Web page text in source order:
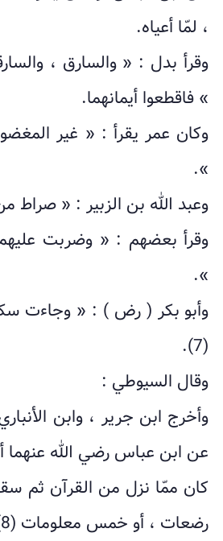
، لمّا أعیاه.
وقرأ بدل : « والسارق ،
» فاقطعوا أیمانهما.
وکان عمر یقرأ : « غیر
».
وعبد الله بن الزبیر : « صراط
وقرأ بعضهم : « وضربت
».
وأبو بکر ( رض ) : « وجاءت
(7).
وقال السیوطي :
وأخرج ابن جریر ، وابن
عن ابن عباس رضي الله عنهما
کان ممّا نزل من القرآن ثم
رضعات ، أو خمس معلومات (8).